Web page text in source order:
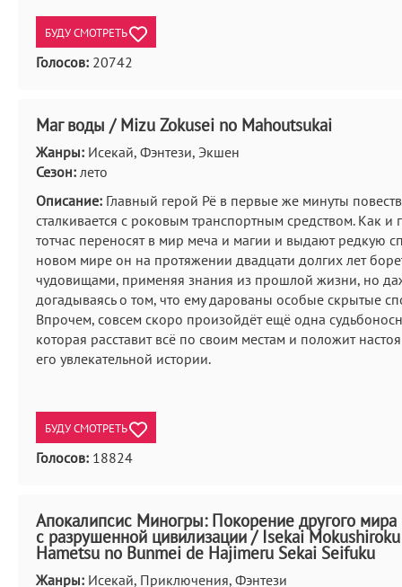
БУДУ СМОТРЕТЬ
Голосов: 20742
Маг воды / Mizu Zokusei no Mahoutsukai
Жанры: Исекай, Фэнтези, Экшен
Сезон: лето
Описание: Главный герой Рё в первые же минуты
сталкивается с роковым транспортным средством. Как и
тотчас переносят в мир меча и магии и выдают редкую
новом мире он на протяжении двадцати долгих лет
чудовищами, применяя знания из прошлой жизни, но
догадываясь о том, что ему дарованы особые скрытые
Впрочем, совсем скоро произойдёт ещё одна
которая расставит всё по своим местам и положит
его увлекательной истории.
БУДУ СМОТРЕТЬ
Голосов: 18824
Апокалипсис Миногры: Покорение другого мира
с разрушенной цивилизации / Isekai
Hametsu no Bunmei de Hajimeru Sekai Seifuku
Жанры: Исекай, Приключения, Фэнтези